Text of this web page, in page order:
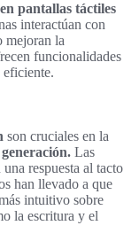
pantallas táctiles
interactúan con
mejoran la
funcionalidades
eficiente.
son cruciales en la
Las
respuesta al tacto
han llevado a que
intuitivo sobre
la escritura y el